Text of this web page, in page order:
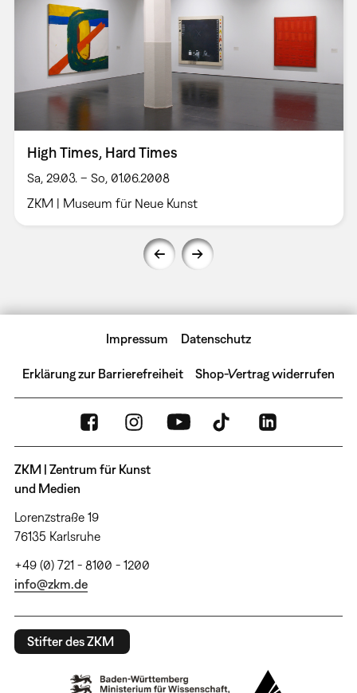
High Times, Hard Times
Sa, 29.03. – So, 01.06.2008
ZKM | Museum für Neue Kunst
Impressum Datenschutz
Erklärung zur Barrierefreiheit Shop-Vertrag widerrufen
ZKM | Zentrum für Kunst
und Medien
Lorenzstraße 19
76135 Karlsruhe
+49 (0) 721 - 8100 - 1200
info@zkm.de
Stifter des ZKM